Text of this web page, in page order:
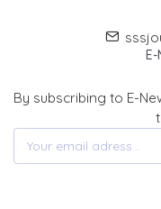
By subscribing to E-